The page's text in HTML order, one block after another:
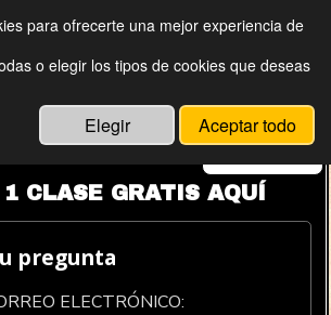
Menú
1 CLASE GRATIS AQUÍ
pregunta
ELECTRÓNICO:
para ofrecerte una mejor experiencia de
o elegir los tipos de cookies que deseas
Elegir Aceptar todo